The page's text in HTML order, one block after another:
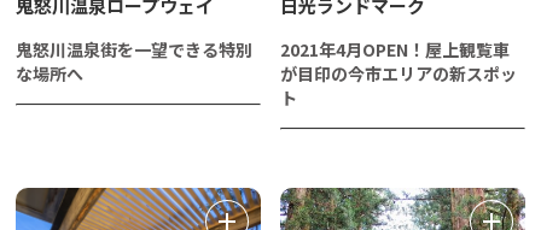
鬼怒川温泉ロープウェイ
鬼怒川温泉街を一望できる特別
な場所へ
日光ランドマーク
2021年4月OPEN！屋上観覧車
が目印の今市エリアの新スポッ
ト